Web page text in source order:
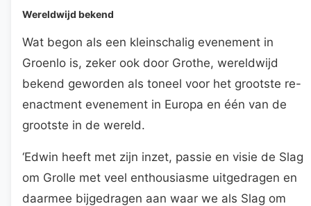
Wereldwijd bekend
Wat begon als een kleinschalig evenement in
Groenlo is, zeker ook door Grothe, wereldwijd
bekend geworden als toneel voor het grootste re-
enactment evenement in Europa en één van de
grootste in de wereld.
‘Edwin heeft met zijn inzet, passie en visie de Slag
om Grolle met veel enthousiasme uitgedragen en
daarmee bijgedragen aan waar we als Slag om